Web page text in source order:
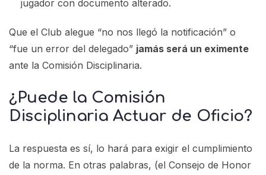
jugador con documento alterado.
Que el Club alegue “no nos llegó la notificación” o
“fue un error del delegado” jamás será un eximente
ante la Comisión Disciplinaria.
¿Puede la Comisión
Disciplinaria Actuar de Oficio?
La respuesta es sí, lo hará para exigir el cumplimiento
de la norma. En otras palabras, (el Consejo de Honor